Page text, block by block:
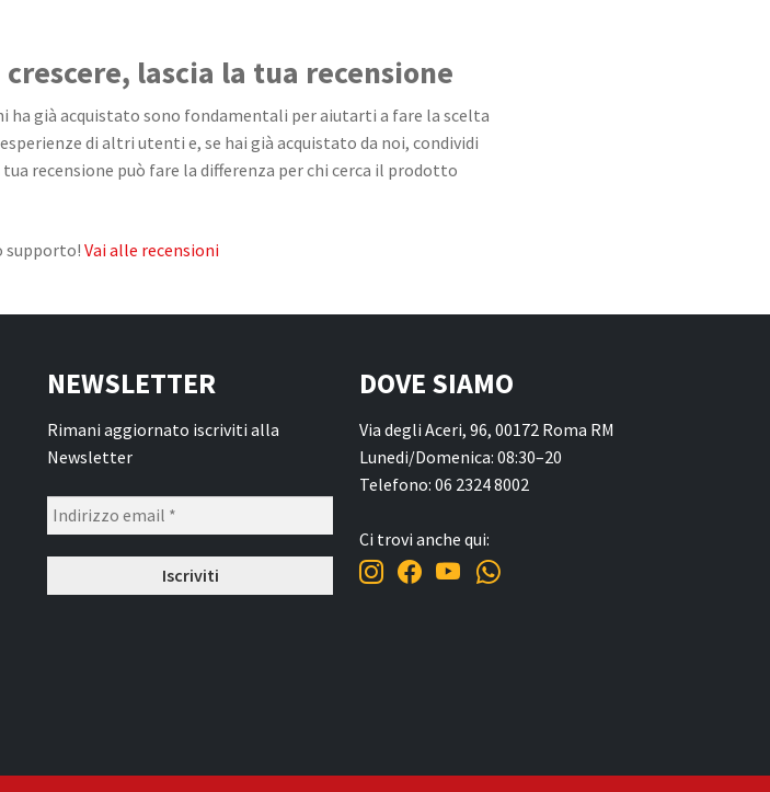
lascia la tua recensione
ha già acquistato sono fondamentali per aiutarti a fare la scelta
di altri utenti e, se hai già acquistato da noi, condividi
tua recensione può fare la differenza per chi cerca il prodotto
supporto! Vai alle recensioni
NEWSLETTER
Rimani aggiornato iscriviti alla
Newsletter
DOVE SIAMO
Via degli Aceri, 96, 00172 Roma RM
Lunedi/Domenica: 08:30–20
Telefono: 06 2324 8002
Ci trovi anche qui: